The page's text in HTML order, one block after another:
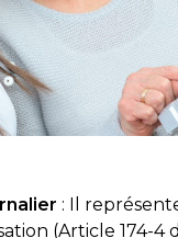
: Il
(Article 174-